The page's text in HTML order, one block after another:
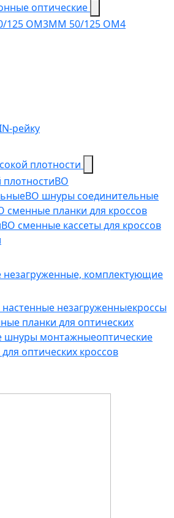
оптические
125 OM3MM 50/125 OM4
рейку
плотности
ВО
ВО шнуры соединительные
сменные планки для кроссов
ВО сменные кассеты для кроссов
незагруженные, комплектующие
незагруженныекроссы
планки для оптических
шнуры монтажныеоптические
оптических кроссов